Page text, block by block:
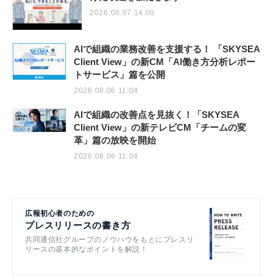
2026.08.07 14:00
AIで組織の業務改善を支援する！ 「SKYSEA
Client View」の新CM「AI働き方分析レポー
トサービス」篇を公開
2026.08.06 11:04
AIで組織の改善点を見抜く！「SKYSEA
Client View」の新テレビCM「チームの変
革」篇の放映を開始
2026.08.06 11:04
広報初心者のための
プレスリリースの書き方
共同通信社グループのノウハウをもとにプレスリ
リースの基本的なポイントを解説！